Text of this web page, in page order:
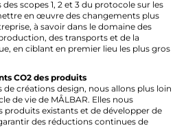
scopes 1, 2 et 3 du protocole sur les
en œuvre des changements plus
à savoir dans le domaine des
des transports et de la
en ciblant en premier lieu les plus gros
CO2 des produits
de créations design, nous allons plus loin
de vie de MÅLBAR. Elles nous
produits existants et de développer de
des réductions continues de